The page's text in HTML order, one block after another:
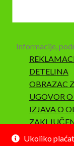
Ukoliko
Informacije,
DETELINA
OBRAZAC
UGOVOR
IZJAVA O